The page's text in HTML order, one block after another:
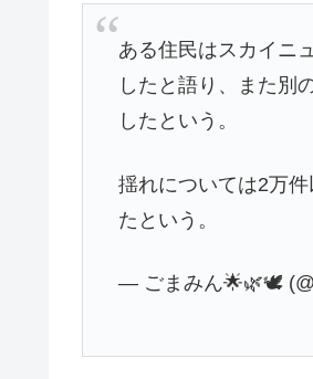
ある住民はスカイニ
したと語り、また別
したという。
揺れについては2万
たという。
— ごまみん🌟🌿🕊